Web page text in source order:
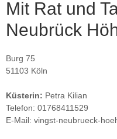
Mit Rat und
Neubrück
Burg 75
51103 Köln
Küsterin: Petra Kilian
Telefon: 01768411529
E-Mail: vingst-neubrueck-